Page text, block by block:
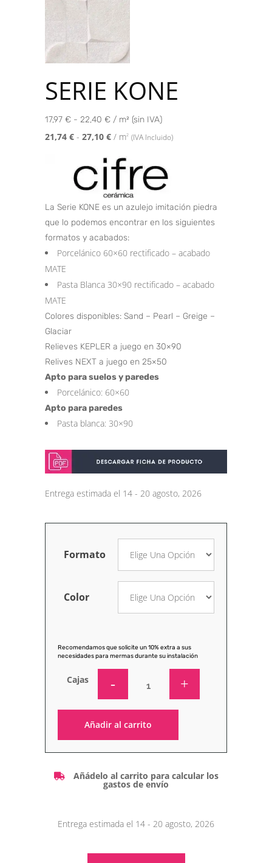
SERIE KONE
17,97 € - 22,40 € / m² (sin IVA)
21,74 € - 27,10 € / m2 (IVA Incluido)
La Serie KONE es un azulejo imitación piedra
que lo podemos encontrar en los siguientes
formatos y acabados:
Porcelánico 60×60 rectificado – acabado
MATE
Pasta Blanca 30×90 rectificado – acabado
MATE
Colores disponibles: Sand – Pearl – Greige –
Glaciar
Relieves KEPLER a juego en 30×90
Relives NEXT a juego en 25×50
Apto para suelos y paredes
Porcelánico: 60×60
Apto para paredes
Pasta blanca: 30×90
Entrega estimada el 14 - 20 agosto, 2026
Formato
Color
Recomendamos que solicite un 10% extra a sus
necesidades para mermas durante su instalación
Cajas
Añadir al carrito
Añádelo al carrito para calcular los
gastos de envío
Entrega estimada el 14 - 20 agosto, 2026